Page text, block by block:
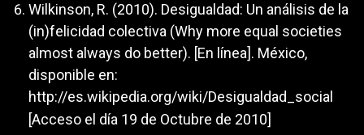
Wilkinson, R. (2010). Desigualdad: Un análisis de la
(in)felicidad colectiva (Why more equal societies
almost always do better). [En línea]. México,
disponible en:
http://es.wikipedia.org/wiki/Desigualdad_social
[Acceso el día 19 de Octubre de 2010]